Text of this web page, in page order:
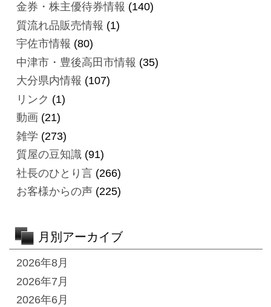
金券・株主優待券情報 (140)
質流れ品販売情報 (1)
宇佐市情報 (80)
中津市・豊後高田市情報 (35)
大分県内情報 (107)
リンク (1)
動画 (21)
雑学 (273)
質屋の豆知識(91)
社長のひとり言(266)
お客様からの声(225)
月別アーカイブ
2026年8月
2026年7月
2026年6月